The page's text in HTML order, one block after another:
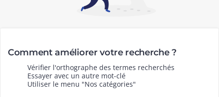
Comment améliorer votre recherche ?
Vérifier l'orthographe des termes recherchés
Essayer avec un autre mot-clé
Utiliser le menu "Nos catégories"